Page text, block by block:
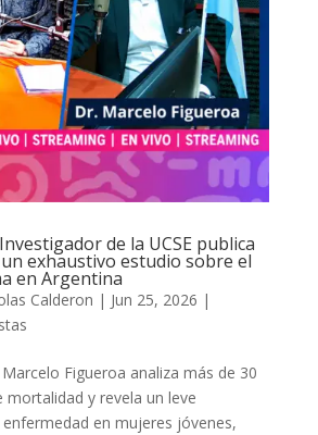
de la UCSE publica
exhaustivo estudio sobre el
en Argentina
Calderon | Jun 25, 2026 |
Figueroa analiza más de 30
mortalidad y revela un leve
en mujeres jóvenes,